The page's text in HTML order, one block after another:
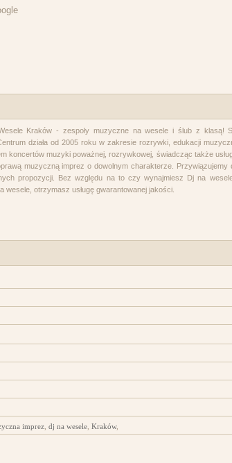
Kraków - zespoły muzyczne na wesele i ślub z klasą!
działa od 2005 roku w zakresie rozrywki, edukacji
koncertów muzyki poważnej, rozrywkowej, świadcząc także
muzyczną imprez o dowolnym charakterze. Przywiązujemy
propozycji. Bez względu na to czy wynajmiesz Dj na
wesele, otrzymasz usługę gwarantowanej jakości.
imprez dj na wesele Kraków,